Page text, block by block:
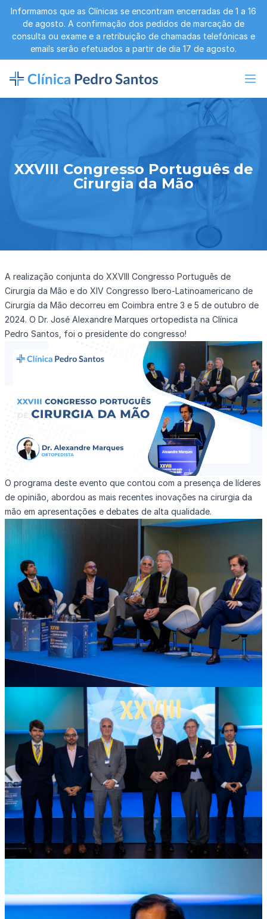
Informamos que as Clínicas se encontram encerradas de 1 a 16
de agosto. A confirmação dos pedidos de marcação de
consulta ou exame e a retribuição de chamadas telefónicas e
emails serão efetuados a partir de dia 17 de agosto.
XXVIII Congresso Português de
Cirurgia da Mão
A realização conjunta do XXVIII Congresso Português de
Cirurgia da Mão e do XIV Congresso Ibero-Latinoamericano de
Cirurgia da Mão decorreu em Coimbra entre 3 e 5 de outubro de
2024. O Dr. José Alexandre Marques ortopedista na Clínica
Pedro Santos, foi o presidente do congresso!
O programa deste evento que contou com a presença de líderes
de opinião, abordou as mais recentes inovações na cirurgia da
mão em apresentações e debates de alta qualidade.